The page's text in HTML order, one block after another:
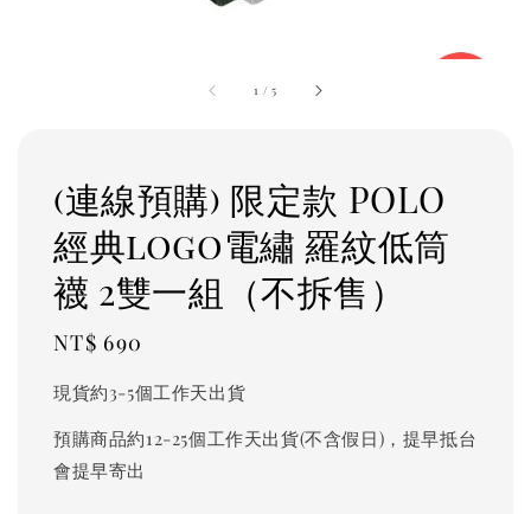
1 /5
(連線預購) 限定款 POLO
經典logo電繡 羅紋低筒
襪 2雙一組（不拆售）
Regular
NT$ 690
現貨約3-5個工作天出貨
預購商品約12-25個工作天出貨(不含假日)，提早抵台
會提早寄出